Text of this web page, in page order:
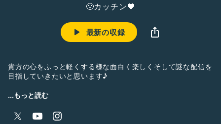
🤢カッチン🖤
最新の収録
貴方の心をふっと軽くする様な面白く楽しくそして謎な配信を
目指していきたいと思います♪
皆様どうぞごゆるりとご堪能ください＾＾
...もっと読む